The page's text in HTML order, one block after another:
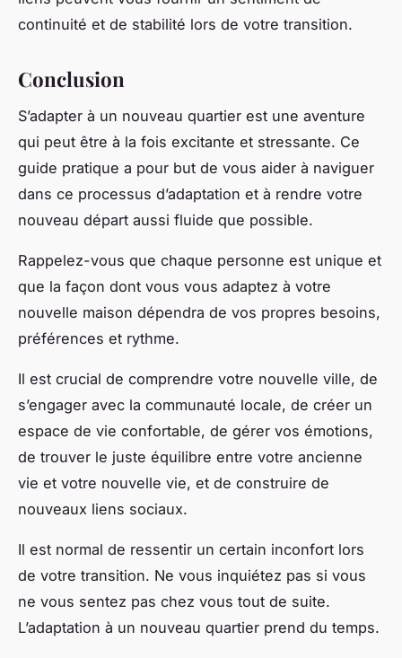
continuité et de stabilité lors de votre transition.
Conclusion
S’adapter à un nouveau quartier est une aventure
qui peut être à la fois excitante et stressante. Ce
guide pratique a pour but de vous aider à naviguer
dans ce processus d’adaptation et à rendre votre
nouveau départ aussi fluide que possible.
Rappelez-vous que chaque personne est unique et
que la façon dont vous vous adaptez à votre
nouvelle maison dépendra de vos propres besoins,
préférences et rythme.
Il est crucial de comprendre votre nouvelle ville, de
s’engager avec la communauté locale, de créer un
espace de vie confortable, de gérer vos émotions,
de trouver le juste équilibre entre votre ancienne
vie et votre nouvelle vie, et de construire de
nouveaux liens sociaux.
Il est normal de ressentir un certain inconfort lors
de votre transition. Ne vous inquiétez pas si vous
ne vous sentez pas chez vous tout de suite.
L’adaptation à un nouveau quartier prend du temps.